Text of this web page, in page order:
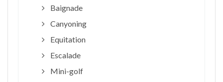
Baignade
Canyoning
Equitation
Escalade
Mini-golf